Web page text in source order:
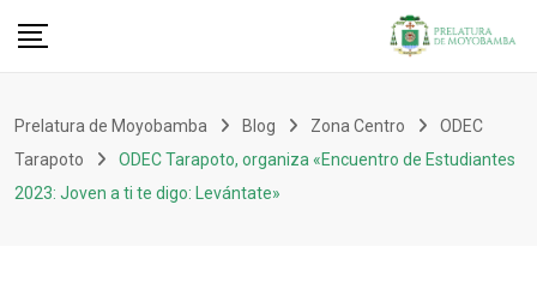
Prelatura de Moyobamba Blog Zona Centro
ODEC
Tarapoto
ODEC Tarapoto, organiza «Encuentro de Estudiantes
2023: Joven a ti te digo: Levántate»